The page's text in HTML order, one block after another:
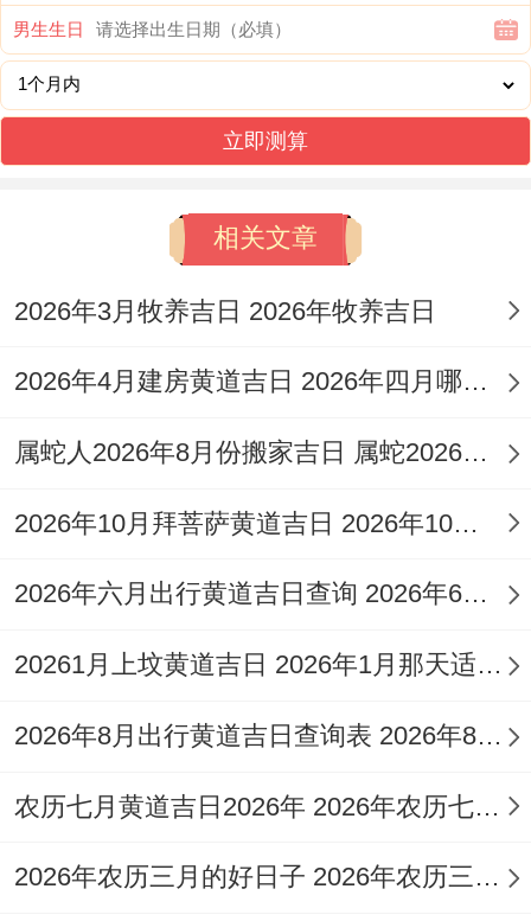
煞，动土忌辰时震怒,开市忌酉时破财，出行
忌亥时迷途！
吉日精选与方位宜忌
宿布局 2026年12月3日逢天德黄道，宜祭祀
大事不宜尤忌嫁娶安葬！
剃头破土！方位在领域 ,每日胎神占位需回
避，如12月1日胎神占大门外东北、忌在此
从时辰吉凶更需精细甄别。12月17日丑时勾
陈黑道凶、寅时青龙吉；12月30日申时青龙
化;12月19日财神在西南，求财宜向此方；
12月29日财神居正东，开市纳财最利！
男生生日
立即测算
相关文章
2026年3月牧养吉日 2026年牧养吉日
2026年4月建房黄道吉日 2026年四月哪天适合建房
属蛇人2026年8月份搬家吉日 属蛇2026年8月搬家黄道吉日
2026年10月拜菩萨黄道吉日 2026年10月吉日
2026年六月出行黄道吉日查询 2026年6月26日出行吉时
20261月上坟黄道吉日 2026年1月那天适合上坟
2026年8月出行黄道吉日查询表 2026年8月出生几月备孕
农历七月黄道吉日2026年 2026年农历七月黄道吉日一览表
2026年农历三月的好日子 2026年农历三月是什么月